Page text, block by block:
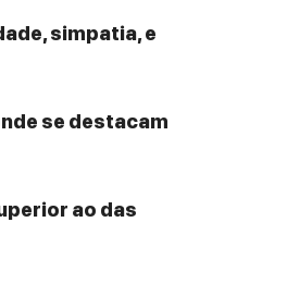
simpatia, e
se destacam
ao das